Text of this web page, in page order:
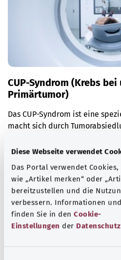
Diese Webseite verwendet
Das Portal verwendet
wie „Artikel merken“ oder
bereitzustellen und die
verbessern. Informationen
finden Sie in den Cookie-
Einstellungen der
CUP-Syndrom (Krebs
Primärtumor)
Das CUP-Syndrom ist eine
macht sich durch
auffinden und bleibt
Mehr erfahren